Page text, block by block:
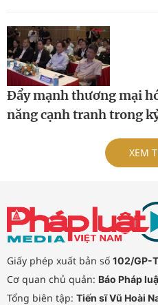
Đẩy mạnh thương mại
năng cạnh tranh trong
XEM
Giấy phép xuất bản số 102/GP-
Cơ quan chủ quản: Báo Pháp
Tổng biên tập: Tiến sĩ Vũ Hoài